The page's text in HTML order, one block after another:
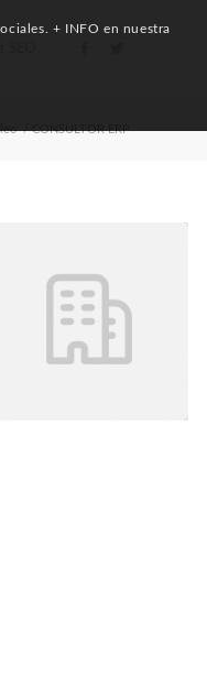
/ CONSULTOR ERP
+ INFO en nuestra